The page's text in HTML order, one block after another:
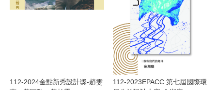
112-2024金點新秀設計獎-趙雯
112-2023EPACC 第七屆國際環